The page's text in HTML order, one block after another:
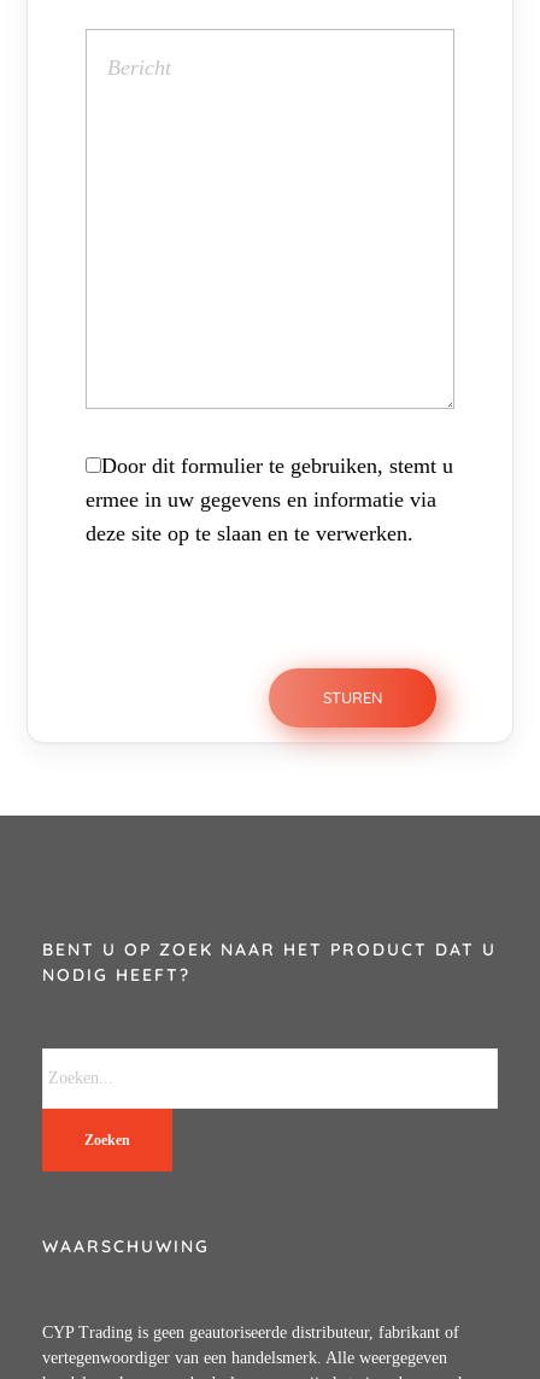
Door dit formulier te gebruiken, stemt u
ermee in uw gegevens en informatie via
deze site op te slaan en te verwerken.
BENT U OP ZOEK NAAR HET PRODUCT DAT U
NODIG HEEFT?
Zoeken
WAARSCHUWING
CYP Trading is geen geautoriseerde distributeur, fabrikant of
vertegenwoordiger van een handelsmerk. Alle weergegeven